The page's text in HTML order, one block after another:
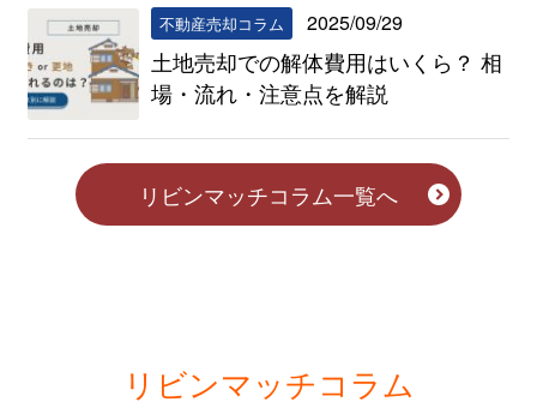
不動産売却コラム 2025/09/29
土地売却での解体費用はいくら？ 相
場・流れ・注意点を解説
リビンマッチコラム一覧へ
リビンマッチコラム